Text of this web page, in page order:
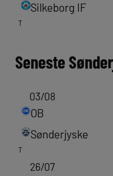
Silkeborg IF
T
Seneste
03/08
OB
Sønderjyske
T
26/07